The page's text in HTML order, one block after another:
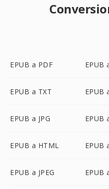
EPUB a PDF EPUB
EPUB a TXT EPUB
EPUB a JPG EPUB
EPUB a HTML EPUB
EPUB a JPEG EPUB